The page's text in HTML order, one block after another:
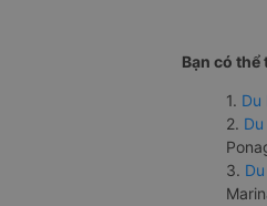
Bạn có
1. Du
2.
3.